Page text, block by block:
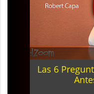
Las 6